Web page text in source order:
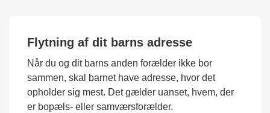
Flytning af dit barns adresse
Når du og dit barns anden forælder ikke bor
sammen, skal barnet have adresse, hvor det
opholder sig mest. Det gælder uanset, hvem, der
er bopæls- eller samværsforælder.